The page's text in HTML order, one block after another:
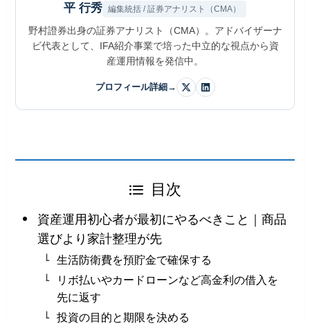
平 行秀 編集統括 / 証券アナリスト（CMA）
野村證券出身の証券アナリスト（CMA）。アドバイザーナ
ビ代表として、IFA紹介事業で培った中立的な視点から資
産運用情報を発信中。
プロフィール詳細→
目次
資産運用初心者が最初にやるべきこと｜商品
選びより家計整理が先
生活防衛費を預貯金で確保する
リボ払いやカードローンなど高金利の借入を
先に返す
投資の目的と期限を決める